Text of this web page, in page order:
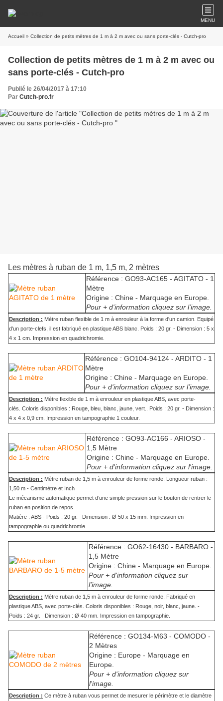
MENU
Accueil » Collection de petits mètres de 1 m à 2 m avec ou sans porte-clés - Cutch-pro
Collection de petits mètres de 1 m à 2 m avec ou
sans porte-clés - Cutch-pro
Publié le 26/04/2017 à 17:10
Par Cutch-pro.fr
Les mètres à ruban de 1 m, 1,5 m, 2 mètres
Référence : GO93-AC165 - AGITATO - 1
Mètre
Origine : Chine - Marquage en Europe.
Pour + d'information cliquez sur l'image.
Description : Mètre ruban flexible de 1 m à enrouleur à la forme d'un camion. Equipé
d'un porte-clefs, il est fabriqué en plastique ABS blanc. Poids : 20 gr. - Dimension : 5 x
4 x 1 cm. Impression en quadrichromie.
Référence : GO104-94124 - ARDITO - 1
Mètre
Origine : Chine - Marquage en Europe.
Pour + d'information cliquez sur l'image.
Description : Mètre flexible de 1 m à enrouleur en plastique ABS, avec porte-
clés. Coloris disponibles : Rouge, bleu, blanc, jaune, vert.. Poids : 20 gr. - Dimension :
4 x 4 x 0,9 cm. Impression en tampographie 1 couleur.
Référence : GO93-AC166 - ARIOSO -
1,5 Mètre
Origine : Chine - Marquage en Europe.
Pour + d'information cliquez sur l'image.
Description : Mètre ruban de 1,5 m à enrouleur de forme ronde. Longueur ruban :
1,50 m - Centimètre et Inch
Le mécanisme automatique permet d’une simple pression sur le bouton de rentrer le
ruban en position de repos.
Matière : ABS - Poids : 20 gr. Dimension : Ø 50 x 15 mm. Impression en
tampographie ou quadrichromie.
Référence : GO62-16430 - BARBARO -
1,5 Mètre
Origine : Chine - Marquage en Europe.
Pour + d'information cliquez sur
l'image.
Description : Mètre ruban de 1,5 m à enrouleur de forme ronde. Fabriqué en
plastique ABS, avec porte-clés. Coloris disponibles : Rouge, noir, blanc, jaune. -
Poids : 24 gr. Dimension : Ø 40 mm. Impression en tampographie.
Référence : GO134-M63 - COMODO -
2 Mètres
Origine : Europe - Marquage en
Europe.
Pour + d'information cliquez sur
l'image.
Description : Ce mètre à ruban vous permet de mesurer le périmètre et le diamètre